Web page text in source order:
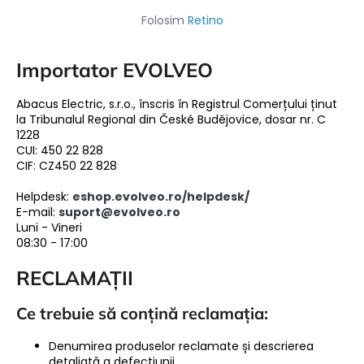
Folosim Retino
Importator EVOLVEO
Abacus Electric, s.r.o., înscris în Registrul Comerțului ținut
la Tribunalul Regional din České Budějovice, dosar nr. C
1228
CUI: 450 22 828
CIF: CZ450 22 828
Helpdesk: eshop.evolveo.ro/helpdesk/
E-mail: suport@evolveo.ro
Luni - Vineri
08:30 - 17:00
RECLAMAȚII
Ce trebuie să conțină reclamația:
Denumirea produselor reclamate și descrierea